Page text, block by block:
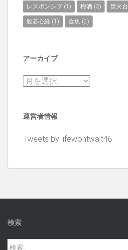
レスポンシブ (1) 梅酒 (3) 焚火台
般若心経 (1) 金魚 (2)
アーカイブ
ア
イ
運営者情報
Tweets by lifewontwait46
検索
検